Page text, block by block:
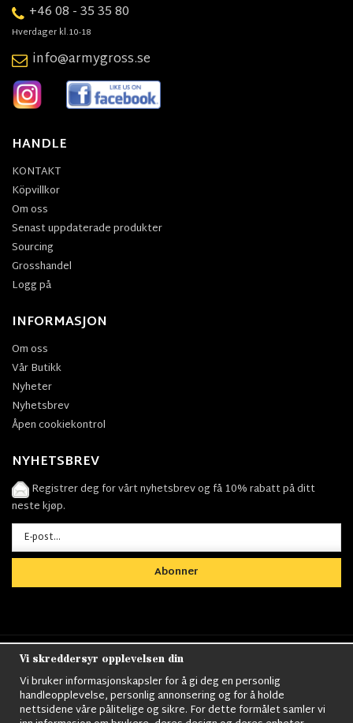
+46 08 - 35 35 80
Hverdager kl.10-18
info@armygross.se
HANDLE
KONTAKT
Köpvillkor
Om oss
Senast uppdaterade produkter
Sourcing
Grosshandel
Logg på
INFORMASJON
Om oss
Vår Butikk
Nyheter
Nyhetsbrev
Åpen cookiekontrol
NYHETSBREV
Registrer deg for vårt nyhetsbrev og få 10% rabatt på ditt
neste kjøp.
Abonner
Nordens största utbud av
kläder,Militärtöverskott, Militärutrustning, Ordningsvakt
utrustning,väktarkläder,Militärbyxor,Militärjackor,M65
Jackor,Bomberjackor,Militärkängor,Militära Ryggsäckar,Vintage Army
Vi skreddersyr opplevelsen din
Vi bruker informasjonskapsler for å gi deg en personlig
handleopplevelse, personlig annonsering og for å holde
nettsidene våre pålitelige og sikre. For dette formålet samler vi